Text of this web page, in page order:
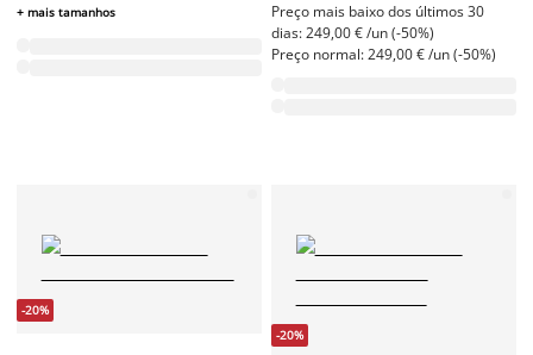
+ mais tamanhos
Preço mais baixo dos últimos 30
dias: 249,00 € /un (-50%)
Preço normal: 249,00 € /un (-50%)
-20%
-20%